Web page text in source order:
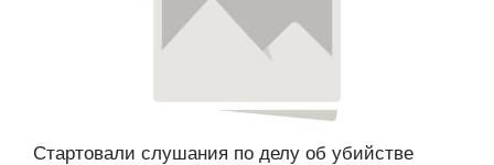
Стартовали слушания по делу об убийстве